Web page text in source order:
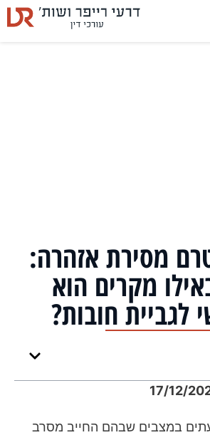
מסירת אזהרה:
מקרים הוא
לגביית חובות?
במצבים שבהם החייב מסרב